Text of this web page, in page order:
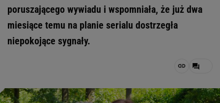
poruszającego wywiadu i wspomniała, że już dwa
miesiące temu na planie serialu dostrzegła
niepokojące sygnały.